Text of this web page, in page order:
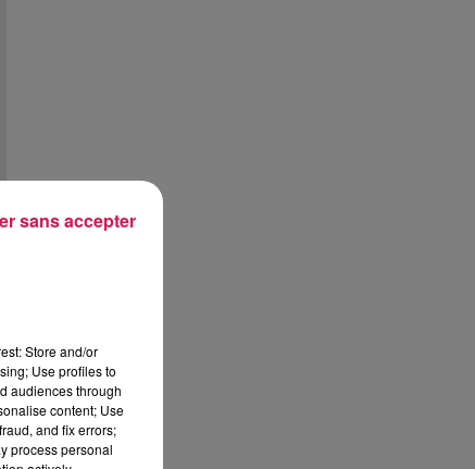
Store and/or
Use profiles to
audiences through
content; Use
and fix errors;
process personal
sans accepter